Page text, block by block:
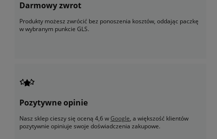
Darmowy zwrot
Produkty możesz zwrócić bez ponoszenia kosztów, oddając paczkę
w wybranym punkcie GLS.
Pozytywne opinie
Nasz sklep cieszy się oceną 4,6 wGoogle, a większość klientów
pozytywnie opiniuje swoje doświadczenia zakupowe.